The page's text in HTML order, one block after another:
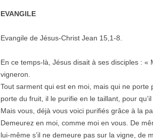
EVANGILE
Evangile de Jésus-Christ Jean 15,1-8.
En ce temps-là, Jésus disait à ses disciples :
vigneron.
Tout sarment qui est en moi, mais qui ne porte
porte du fruit, il le purifie en le taillant, pour
Mais vous, déjà vous voici purifiés grâce à la
Demeurez en moi, comme moi en vous. De
lui-même s’il ne demeure pas sur la vigne, de